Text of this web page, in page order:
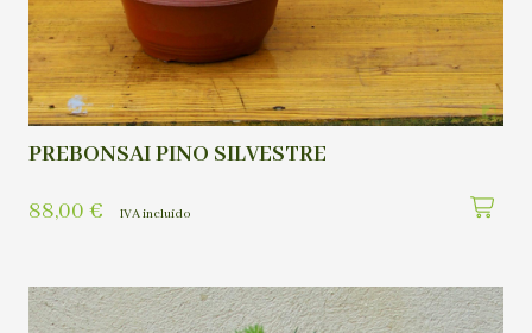
PREBONSAI PINO SILVESTRE
88,00 € IVA incluído